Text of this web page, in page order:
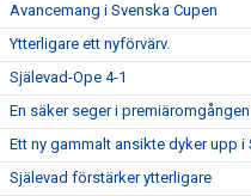
Avancemang i Svenska Cupen
Ytterligare ett nyförvärv.
Själevad-Ope 4-1
En säker seger i
Ett ny gammalt ansikte dyker upp i
Själevad förstärker ytterligare